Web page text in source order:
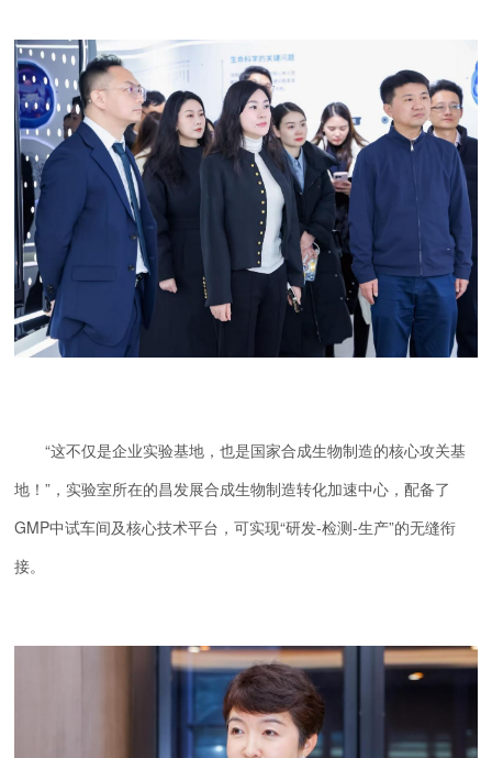
“这不仅是企业实验基地，也是国家合成生物制造的核心攻关基
地！”，实验室所在的昌发展合成生物制造转化加速中心，配备了
GMP中试车间及核心技术平台，可实现“研发-检测-生产”的无缝衔
接。